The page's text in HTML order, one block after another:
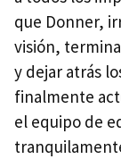
que Donner,
visión,
y dejar atrás
finalmente
el equipo de